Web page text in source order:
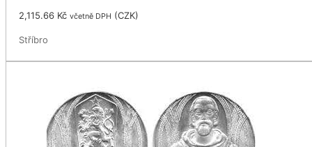
2,115.66 Kč včetně DPH (CZK)
Stříbro